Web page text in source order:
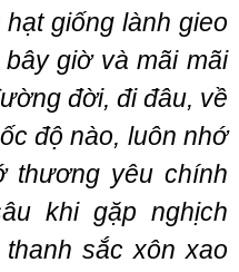
giống lành gieo
giờ và mãi mãi
đời, đi đâu, về
độ nào, luôn nhớ
thương yêu chính
khi gặp nghịch
sắc xôn xao